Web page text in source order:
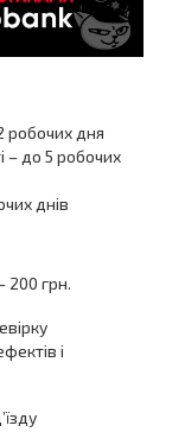
робочих дня
– до 5 робочих
днів
200 грн.
і